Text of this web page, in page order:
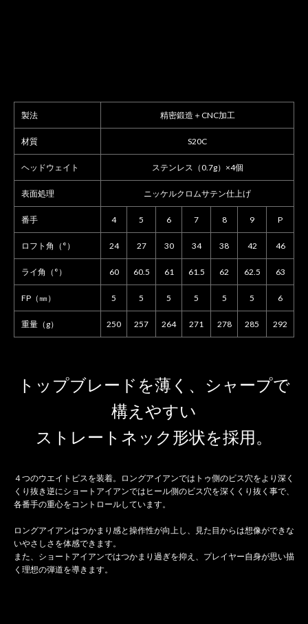
製法 精密鍛造＋CNC加工
材質 S20C
ヘッドウェイト ステンレス（0.7g）×4個
表面処理 ニッケルクロムサテン仕上げ
番手 4 5 6 7 8 9 P
ロフト角（°） 24 27 30 34 38 42 46
ライ角（°） 60 60.5 61 61.5 62 62.5 63
FP（㎜） 5 5 5 5 5 5 6
重量（g） 250 257 264 271 278 285 292
トップブレードを薄く、シャープで
構えやすい
ストレートネック形状を採用。
４つのウエイトビスを装着。ロングアイアンではトゥ側のビス穴をより深く
くり抜き逆にショートアイアンではヒール側のビス穴を深くくり抜く事で、
各番手の重心をコントロールしています。
ロングアイアンはつかまり感と操作性が向上し、見た目からは想像ができな
いやさしさを体感できます。
また、ショートアイアンではつかまり過ぎを抑え、プレイヤー自身が思い描
く理想の弾道を導きます。